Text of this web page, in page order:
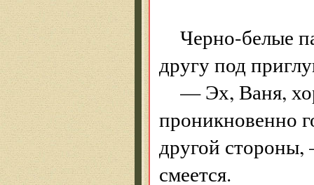
Черно-белые
другу под
— Эх, Ваня,
проникновенно
другой стороны,
смеется.